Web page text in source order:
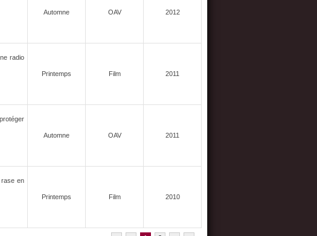
Automne
OAV 2012
radio
Printemps
Film 2011
Automne
OAV 2011
en
Printemps
Film 2010